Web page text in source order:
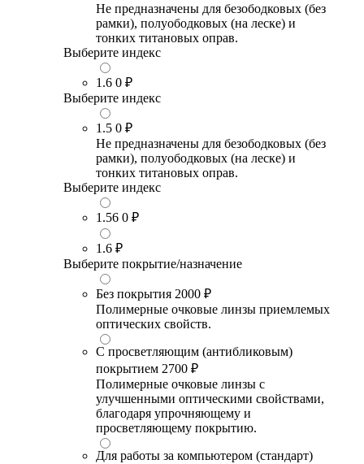
Не предназначены для безободковых (без
рамки), полуободковых (на леске) и
тонких титановых оправ.
Выберите индекс
1.6 0 ₽
Выберите индекс
1.5 0 ₽
Не предназначены для безободковых (без
рамки), полуободковых (на леске) и
тонких титановых оправ.
Выберите индекс
1.56 0 ₽
1.6 ₽
Выберите покрытие/назначение
Без покрытия 2000 ₽
Полимерные очковые линзы приемлемых
оптических свойств.
С просветляющим (антибликовым)
покрытием 2700 ₽
Полимерные очковые линзы с
улучшенными оптическими свойствами,
благодаря упрочняющему и
просветляющему покрытию.
Для работы за компьютером (стандарт)